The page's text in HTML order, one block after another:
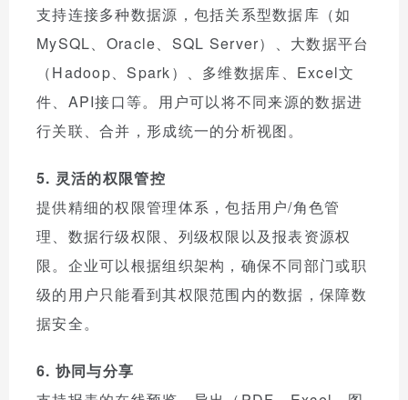
支持连接多种数据源，包括关系型数据库（如
MySQL、Oracle、SQL Server）、大数据平台
（Hadoop、Spark）、多维数据库、Excel文
件、API接口等。用户可以将不同来源的数据进
行关联、合并，形成统一的分析视图。
5. 灵活的权限管控
提供精细的权限管理体系，包括用户/角色管
理、数据行级权限、列级权限以及报表资源权
限。企业可以根据组织架构，确保不同部门或职
级的用户只能看到其权限范围内的数据，保障数
据安全。
6. 协同与分享